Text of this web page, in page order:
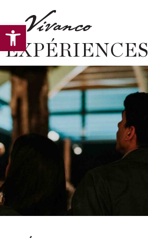
Ouvrir la barre d’outils
EXPÉRIENCES